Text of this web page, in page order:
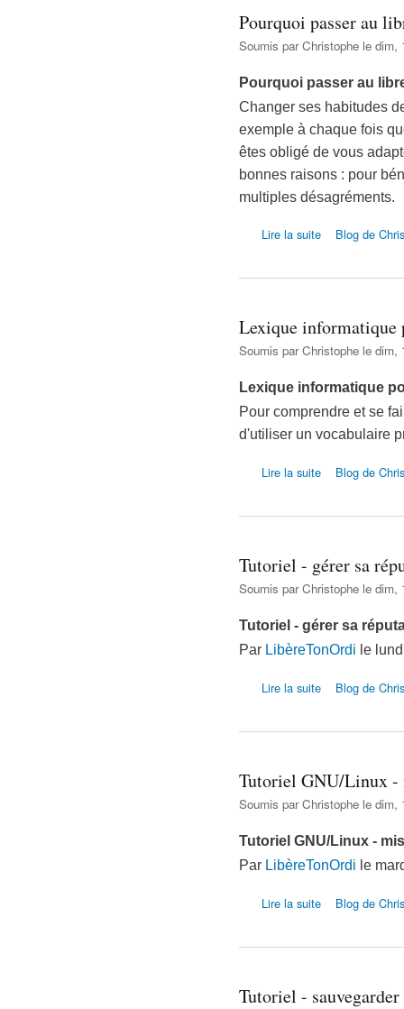
Pourquoi passer au
Soumis parChristophe le dim,
Pourquoi passer au
Changer ses habitudes
exemple à chaque fois
êtes obligé de vous
bonnes raisons : pour
multiples désagréments.
Lire la suite de Pourquoi
Blog de
Lexique informatique
Soumis parChristophe le dim,
Lexique informatique
Pour comprendre et se
d'utiliser un vocabulaire
Lire la suite de Lexique
Blog de
Tutoriel - gérer sa
Soumis parChristophe le dim,
Tutoriel - gérer sa
Par LibèreTonOrdi le
Lire la suite de Tutoriel -
Blog de
Tutoriel GNU/Linux -
Soumis parChristophe le dim,
Tutoriel GNU/Linux -
Par LibèreTonOrdi le
Lire la suite de Tutoriel
Blog de
Tutoriel -